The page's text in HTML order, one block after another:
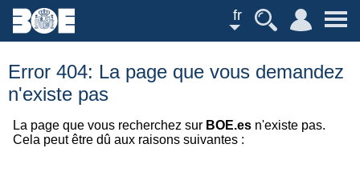
fr
Error 404: La page que vous demandez
n'existe pas
La page que vous recherchez sur BOE.es n'existe pas.
Cela peut être dû aux raisons suivantes :